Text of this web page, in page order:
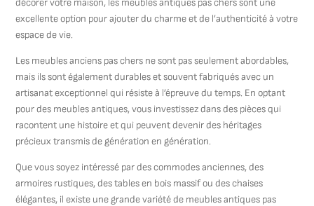
décorer votre maison, les meubles antiques pas chers sont une
excellente option pour ajouter du charme et de l’authenticité à votre
espace de vie.
Les meubles anciens pas chers ne sont pas seulement abordables,
mais ils sont également durables et souvent fabriqués avec un
artisanat exceptionnel qui résiste à l’épreuve du temps. En optant
pour des meubles antiques, vous investissez dans des pièces qui
racontent une histoire et qui peuvent devenir des héritages
précieux transmis de génération en génération.
Que vous soyez intéressé par des commodes anciennes, des
armoires rustiques, des tables en bois massif ou des chaises
élégantes, il existe une grande variété de meubles antiques pas